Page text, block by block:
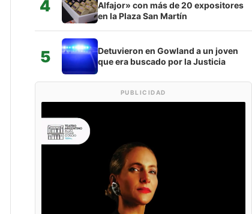
4
Alfajor» con más de 20 expositores
en la Plaza San Martín
5
Detuvieron en Gowland a un joven
que era buscado por la Justicia
PUBLICIDAD